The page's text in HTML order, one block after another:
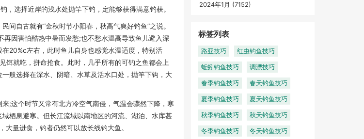
，选择近岸的浅水处抛竿下钓，定能够获得满意钓获。
间自古就有“金秋时节小阳春，秋高气爽好钓鱼”之说。
因害怕酷热中暑而发愁;也不愁水温高导致鱼儿避入深
20%c左右，此时鱼儿自身也感觉水温适度，特别活
饵就吃，拼命抢食。此时，几乎所有的可钓之鱼都会上
般选择在深水、阴暗、水草及活水口处，抛竿下钩，大
;这个时节又常有北方冷空气南侵，气温会骤然下降，寒
栖息避寒。但长江流域以南地区的河流、湖泊、水库甚
量进食，钓者仍然可以放长线钓大鱼。
2024年1月 (7152)
标签列表
路亚技巧 红虫钓鱼技巧
蚯蚓钓鱼技巧 调漂技巧
春季钓鱼技巧 春天钓鱼技巧
夏季钓鱼技巧 夏天钓鱼技巧
秋季钓鱼技巧 秋天钓鱼技巧
冬季钓鱼技巧 冬天钓鱼技巧